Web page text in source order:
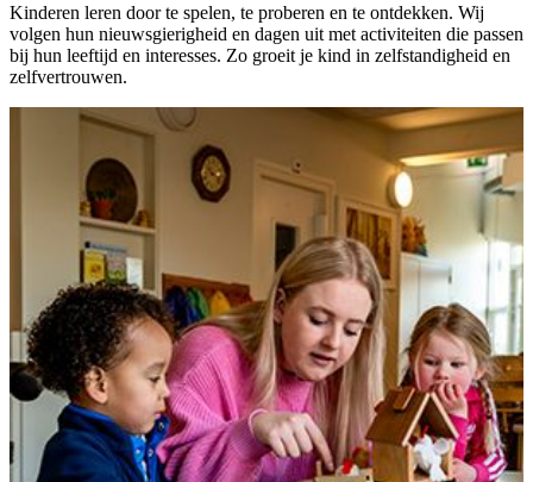
Kinderen leren door te spelen, te proberen en te ontdekken. Wij
volgen hun nieuwsgierigheid en dagen uit met activiteiten die passen
bij hun leeftijd en interesses. Zo groeit je kind in zelfstandigheid en
zelfvertrouwen.